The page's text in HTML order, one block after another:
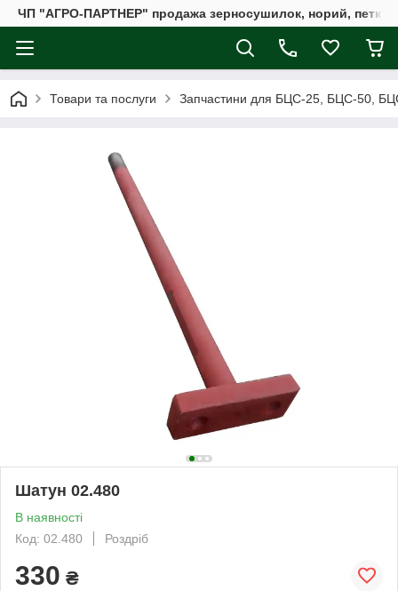
ЧП "АГРО-ПАРТНЕР" продажа зерносушилок, норий,
Товари та послуги Запчастини для БЦС-25, БЦС-50,
Шатун 02.480
В наявності
Код: 02.480
Роздріб
330 ₴